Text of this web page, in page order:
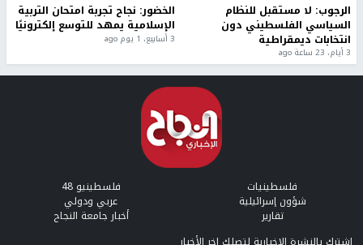
الرجوب: لا مستقبل للنظام
السياسي الفلسطيني دون
انتخابات ديمقراطية
3 أيام، 23 ساعة ago
الخضور: نجاح تجربة امتحان التربية
الإسلامية يمهد للتوسع إلكترونيًا
3 أسابيع، 1 يوم ago
فلسطينيات فلسطينيو 48
شؤون إسرائيلية عربي ودولي
تقارير
أخبار جامعة النجاح